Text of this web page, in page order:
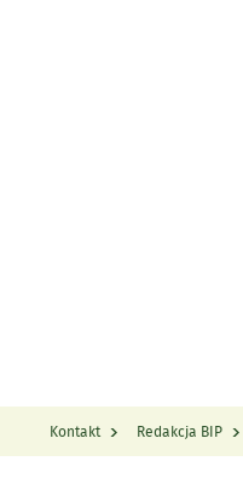
Kontakt Redakcja BIP